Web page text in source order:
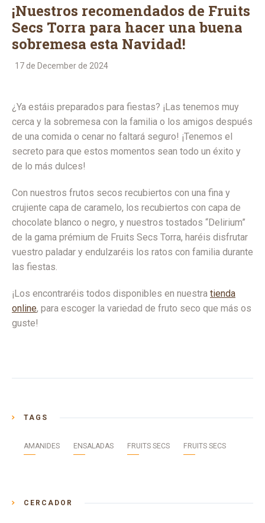
¡Nuestros recomendados de Fruits
Secs Torra para hacer una buena
sobremesa esta Navidad!
17 de December de 2024
¿Ya estáis preparados para fiestas? ¡Las tenemos muy
cerca y la sobremesa con la familia o los amigos después
de una comida o cenar no faltará seguro! ¡Tenemos el
secreto para que estos momentos sean todo un éxito y
de lo más dulces!
Con nuestros frutos secos recubiertos con una fina y
crujiente capa de caramelo, los recubiertos con capa de
chocolate blanco o negro, y nuestros tostados “Delirium”
de la gama prémium de Fruits Secs Torra, haréis disfrutar
vuestro paladar y endulzaréis los ratos con familia durante
las fiestas.
¡Los encontraréis todos disponibles en nuestra tienda
online, para escoger la variedad de fruto seco que más os
guste!
TAGS
AMANIDES ENSALADAS FRUITS SECS FRUITS SECS
CERCADOR